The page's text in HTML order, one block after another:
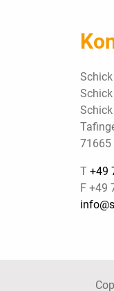
Schick
Schick
71665
T +49
F +49